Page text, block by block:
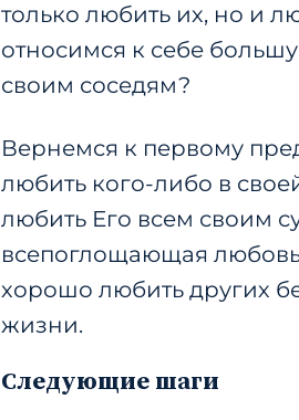
только любить их, но и
относимся к себе
своим соседям?
Вернемся к первому
любить кого-либо в
любить Его всем своим
всепоглощающая
хорошо любить других
жизни.
Следующие шаги